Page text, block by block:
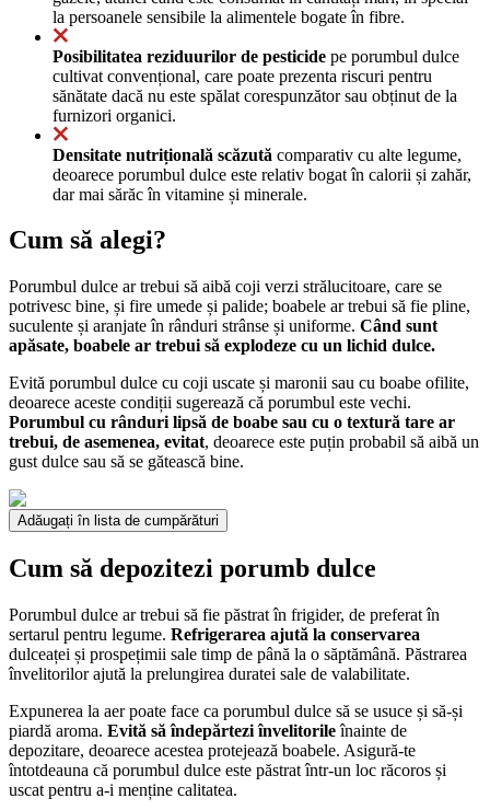
la persoanele sensibile la alimentele bogate în fibre.
Posibilitatea reziduurilor de pesticide pe porumbul dulce
cultivat convențional, care poate prezenta riscuri pentru
sănătate dacă nu este spălat corespunzător sau obținut de la
furnizori organici.
Densitate nutrițională scăzută comparativ cu alte legume,
deoarece porumbul dulce este relativ bogat în calorii și zahăr,
dar mai sărăc în vitamine și minerale.
Cum să alegi?
Porumbul dulce ar trebui să aibă coji verzi strălucitoare, care se
potrivesc bine, și fire umede și palide; boabele ar trebui să fie pline,
suculente și aranjate în rânduri strânse și uniforme. Când sunt
apăsate, boabele ar trebui să explodeze cu un lichid dulce.
Evită porumbul dulce cu coji uscate și maronii sau cu boabe ofilite,
deoarece aceste condiții sugerează că porumbul este vechi.
Porumbul cu rânduri lipsă de boabe sau cu o textură tare ar
trebui, de asemenea, evitat, deoarece este puțin probabil să aibă un
gust dulce sau să se gătească bine.
Adăugați în lista de cumpărături
Cum să depozitezi porumb dulce
Porumbul dulce ar trebui să fie păstrat în frigider, de preferat în
sertarul pentru legume. Refrigerarea ajută la conservarea
dulceaței și prospețimii sale timp de până la o săptămână. Păstrarea
învelitorilor ajută la prelungirea duratei sale de valabilitate.
Expunerea la aer poate face ca porumbul dulce să se usuce și să-și
piardă aroma. Evită să îndepărtezi învelitorileînainte de
depozitare, deoarece acestea protejează boabele. Asigură-te
întotdeauna că porumbul dulce este păstrat într-un loc răcoros și
uscat pentru a-i menține calitatea.